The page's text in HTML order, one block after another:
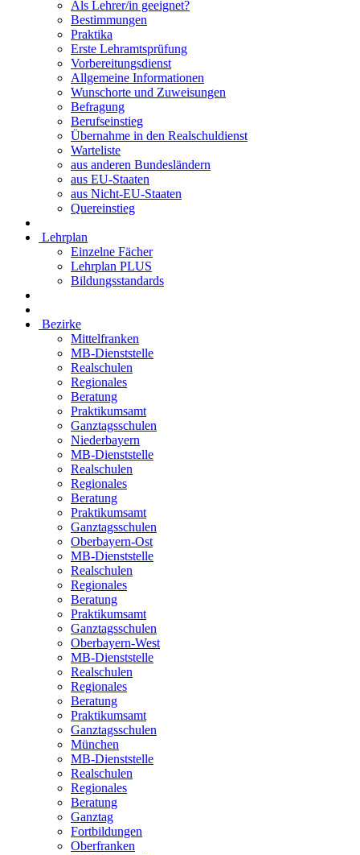
Als Lehrer/in geeignet?
Bestimmungen
Praktika
Erste Lehramtsprüfung
Vorbereitungsdienst
Allgemeine Informationen
Wunschorte und Zuweisungen
Befragung
Berufseinstieg
Übernahme in den Realschuldienst
Warteliste
aus anderen Bundesländern
aus EU-Staaten
aus Nicht-EU-Staaten
Quereinstieg
Lehrplan
Einzelne Fächer
Lehrplan PLUS
Bildungsstandards
Bezirke
Mittelfranken
MB-Dienststelle
Realschulen
Regionales
Beratung
Praktikumsamt
Ganztagsschulen
Niederbayern
MB-Dienststelle
Realschulen
Regionales
Beratung
Praktikumsamt
Ganztagsschulen
Oberbayern-Ost
MB-Dienststelle
Realschulen
Regionales
Beratung
Praktikumsamt
Ganztagsschulen
Oberbayern-West
MB-Dienststelle
Realschulen
Regionales
Beratung
Praktikumsamt
Ganztagsschulen
München
MB-Dienststelle
Realschulen
Regionales
Beratung
Ganztag
Fortbildungen
Oberfranken